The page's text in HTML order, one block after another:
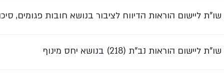
שו"ת ליישום הוראות הדיווח לציבור בנושא חובות פגומים,
שו"ת ליישום הוראות נב"ת (218) בנושא יחס מינוף